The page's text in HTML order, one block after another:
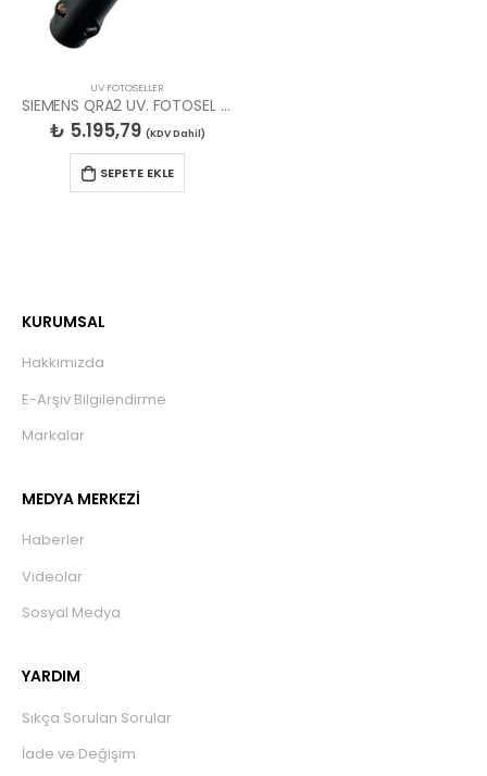
UV FOTOSELLER
SIEMENS QRA2 UV. FOTOSEL LAMBASI
₺ 5.195,79(KDV Dahil)
SEPETE EKLE
KURUMSAL
Hakkımızda
E-Arşiv Bilgilendirme
Markalar
MEDYA MERKEZİ
Haberler
Videolar
Sosyal Medya
YARDIM
Sıkça Sorulan Sorular
İade ve Değişim